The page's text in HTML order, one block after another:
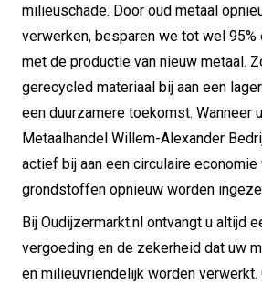
milieuschade. Door oud metaal
verwerken, besparen we tot wel
met de productie van nieuw metaal.
gerecycled materiaal bij aan een
een duurzamere toekomst. Wanneer
Metaalhandel Willem-Alexander
actief bij aan een circulaire
grondstoffen opnieuw worden
Bij Oudijzermarkt.nl ontvangt u altijd
vergoeding en de zekerheid dat uw
en milieuvriendelijk worden verwerkt.